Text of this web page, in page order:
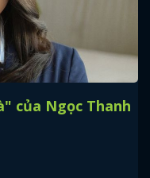
của Ngọc Thanh